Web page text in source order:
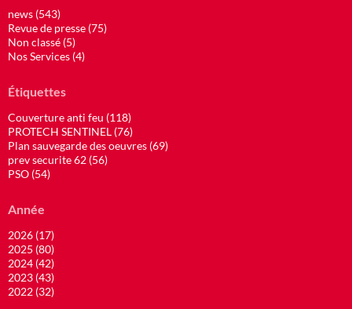
news (543)
Revue de presse (75)
Non classé (5)
Nos Services (4)
Étiquettes
Couverture anti feu (118)
PROTECH SENTINEL (76)
Plan sauvegarde des oeuvres (69)
prev securite 62 (56)
PSO (54)
Année
2026 (17)
2025 (80)
2024 (42)
2023 (43)
2022 (32)